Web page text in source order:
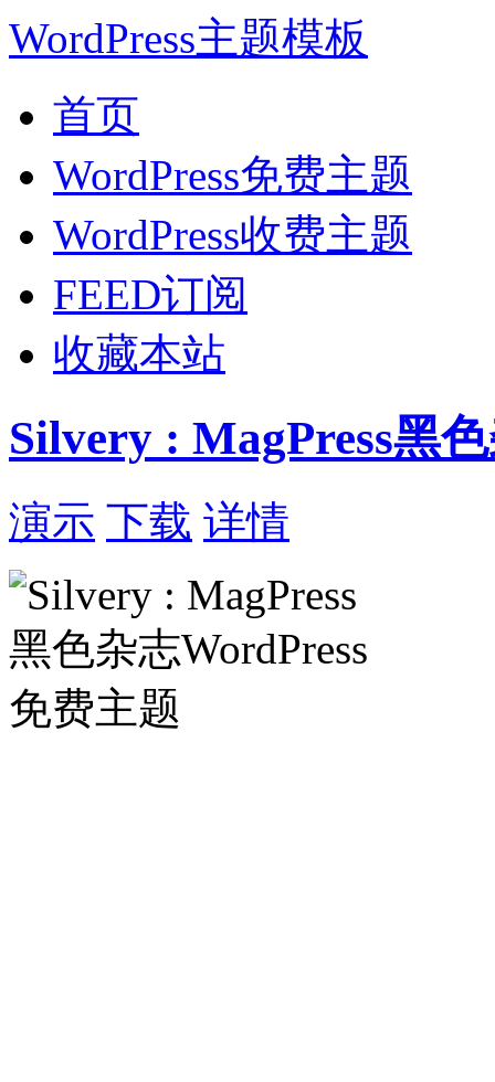
WordPress主题模板
首页
WordPress免费主题
WordPress收费主题
FEED订阅
收藏本站
Silvery : MagPress黑
演示 下载 详情